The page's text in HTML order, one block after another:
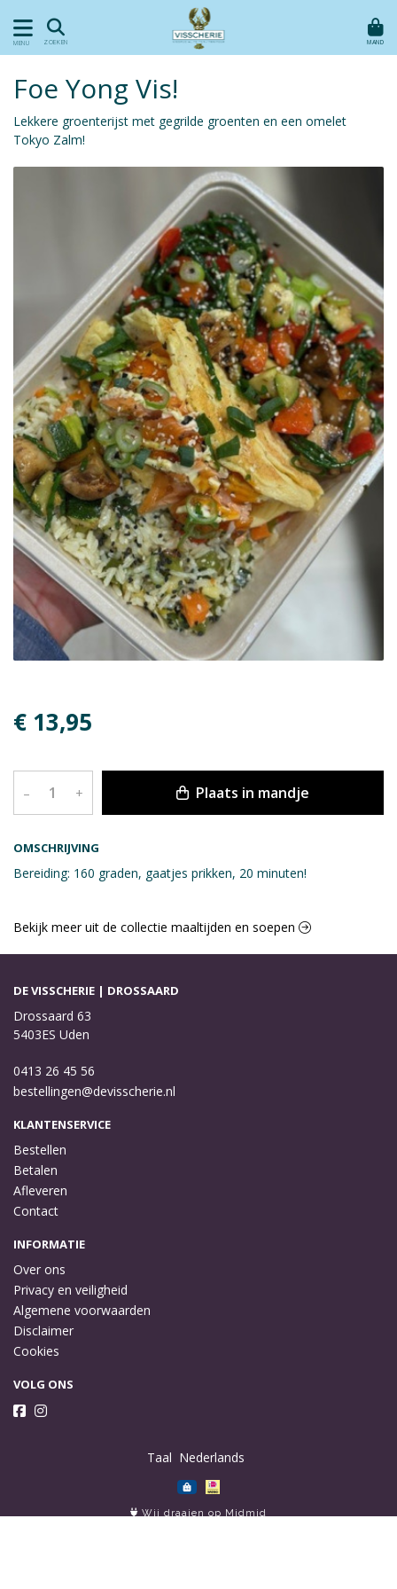
MENU ZOEKEN MAND
OMSCHRIJVING
Bereiding: 160 graden, gaatjes prikken, 20 minuten!
Foe Yong Vis!
Lekkere groenterijst met gegrilde groenten en een omelet
Tokyo Zalm!
€ 13,95
– + Plaats in mandje
Bekijk meer uit de collectie maaltijden en soepen
DE VISSCHERIE | DROSSAARD
Drossaard 63
5403ES Uden
0413 26 45 56
bestellingen@devisscherie.nl
KLANTENSERVICE
Bestellen
Betalen
Afleveren
Contact
INFORMATIE
Over ons
Privacy en veiligheid
Algemene voorwaarden
Disclaimer
Cookies
VOLG ONS
Taal
Wij draaien op Midmid